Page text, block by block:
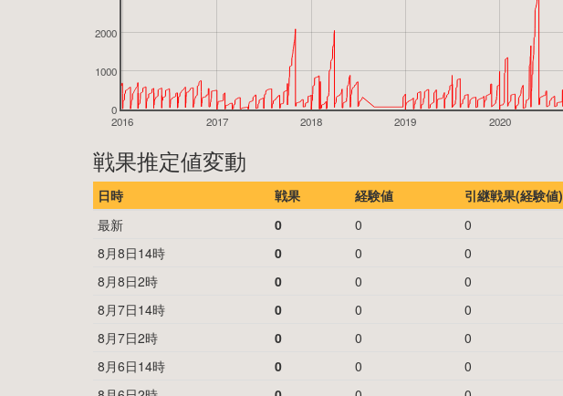
2016 2017 2018 2019 2020
0
1000
2000
戦果推定値変動
日時 戦果 経験値 引継戦果(経験値)
最新
0 0 0
8月8日14時
0 0 0
8月8日2時
0 0 0
8月7日14時
0 0 0
8月7日2時
0 0 0
8月6日14時
0 0 0